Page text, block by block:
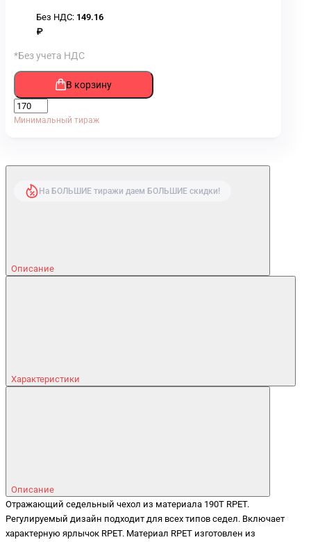
Без НДС: 149.16
₽
*Без учета НДС
В корзину
Минимальный тираж
На БОЛЬШИЕ тиражи даем БОЛЬШИЕ скидки!
Описание
Характеристики
Описание
Отражающий седельный чехол из материала 190T RPET.
Регулируемый дизайн подходит для всех типов седел. Включает
характерную ярлычок RPET. Материал RPET изготовлен из